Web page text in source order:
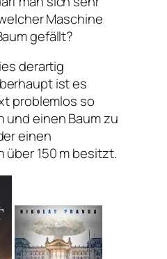
Maschine
gefällt?
derartig
ist es
problemlos so
einen Baum zu
einen
über 150 m besitzt.